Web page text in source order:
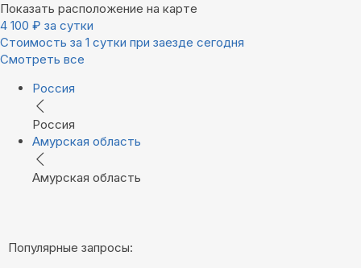
Показать расположение на карте
4 100 ₽ за сутки
Стоимость за 1 сутки при заезде сегодня
Смотреть все
Россия
Россия
Амурская область
Амурская область
Популярные запросы: